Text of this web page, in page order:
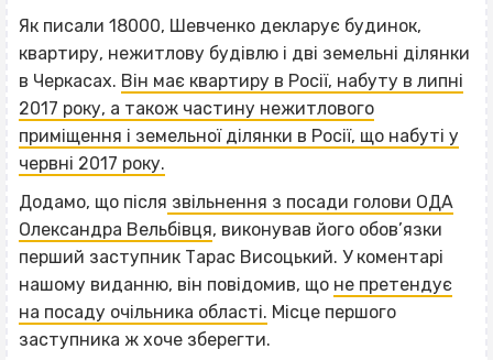
Як писали 18000, Шевченко декларує будинок,
квартиру, нежитлову будівлю і дві земельні ділянки
в Черкасах. Він має квартиру в Росії, набуту в липні
2017 року, а також частину нежитлового
приміщення і земельної ділянки в Росії, що набуті у
червні 2017 року.
Додамо, що після звільнення з посади голови ОДА
Олександра Вельбівця, виконував його обов’язки
перший заступник Тарас Висоцький. У коментарі
нашому виданню, він повідомив, що не претендує
на посаду очільника області. Місце першого
заступника ж хоче зберегти.